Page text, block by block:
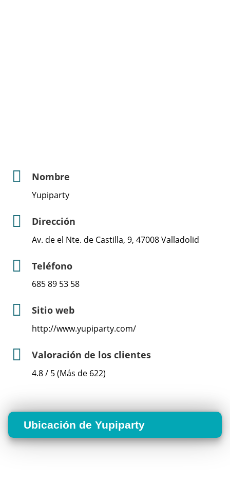
Nombre
Yupiparty
Dirección
Av. de el Nte. de Castilla, 9, 47008 Valladolid
Teléfono
685 89 53 58
Sitio web
http://www.yupiparty.com/
Valoración de los clientes
4.8 / 5 (Más de 622)
Ubicación de Yupiparty